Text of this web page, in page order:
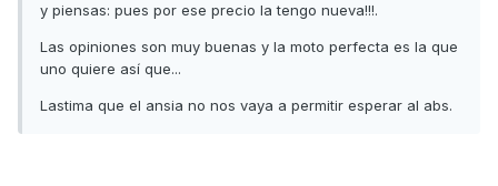
y piensas: pues por ese precio la tengo nueva!!!.
Las opiniones son muy buenas y la moto perfecta es la que
uno quiere así que...
Lastima que el ansia no nos vaya a permitir esperar al abs.